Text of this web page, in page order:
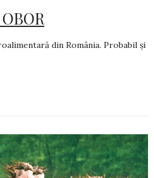
din România. Probabil și